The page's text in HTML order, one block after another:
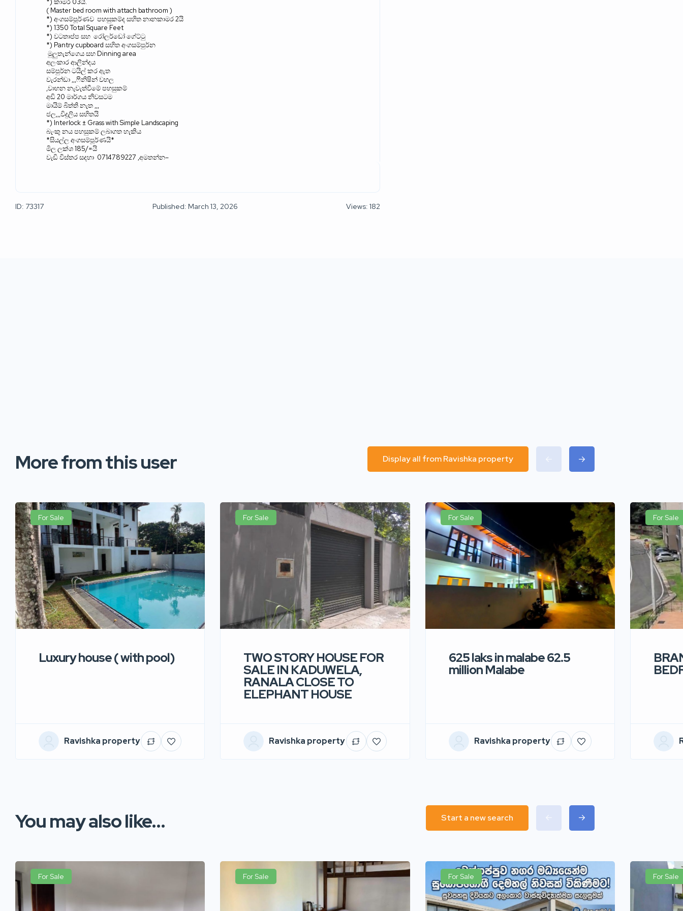
*) කාමර 03යි.
( Master bed room with attach bathroom )
*) අංගසම්පූර්ණව පහසුකම්ද සහිත නානකාමර2යි
*) 1350 Total Square Feet
*) වටතාප්ප සහ රෝලර්ඩෝ ගේට්ටු
*) Pantry cupboard සහිතඅංගසම්පුර්න
මුලුතැන්ගෙයසහ Dinning area
අලංකාර ආලින්දය
සම්පුර්න ටයිල් කර ඇත
වැරන්ඩා ,,,ෆිනිෂින් වහල
,වාහන නැවැත්වීමේ පහසුකම්
අඩි 20 මාර්ගය නිවසටම
මායිම් බිත්ති නැත ,,,
ජල,,,විදුලිය සහිතයි
*) Interlock ± Grass with Simple Landscaping
බැංකු නය පහසුකම් ලබාගත හැකිය
*සියල්ල අංගසම්පූර්ණයි*
මිල ලක්ශ185/=යි
වැඩි විස්තර සදහා 0714789227 ,අමතන්න–
ID: 73317 Published: March 13, 2026 Views: 182
More from this user Display all from Ravishka property
For Sale
Luxury house ( with pool)
Ravishka property
For Sale
TWO STORY HOUSE FOR
SALE IN KADUWELA,
RANALA CLOSE TO
ELEPHANT HOUSE
Ravishka property
For Sale
625 laks in malabe 62.5
million Malabe
Ravishka property
For Sale
You may also like... Start a new search
For Sale For Sale For Sale For Sale